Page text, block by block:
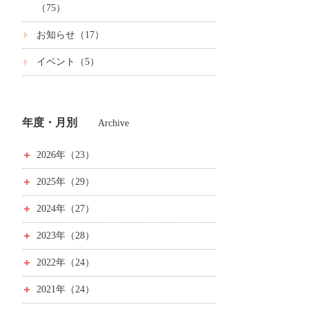
（75）
お知らせ（17）
イベント（5）
年度・月別 Archive
2026年（23）
2025年（29）
2024年（27）
2023年（28）
2022年（24）
2021年（24）